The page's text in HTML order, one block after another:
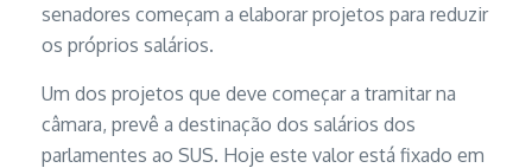
senadores começam a elaborar projetos para reduzir
os próprios salários.
Um dos projetos que deve começar a tramitar na
câmara, prevê a destinação dos salários dos
parlamentes ao SUS. Hoje este valor está fixado em